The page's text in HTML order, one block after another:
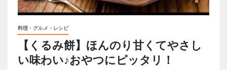
料理・グルメ・レシピ
【くるみ餅】ほんのり甘くてやさし
い味わい♪おやつにピッタリ！